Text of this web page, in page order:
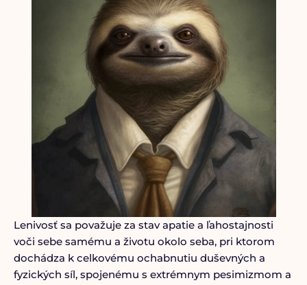
Lenivosť sa považuje za stav apatie a ľahostajnosti
voči sebe samému a životu okolo seba, pri ktorom
dochádza k celkovému ochabnutiu duševných a
fyzických síl, spojenému s extrémnym pesimizmom a